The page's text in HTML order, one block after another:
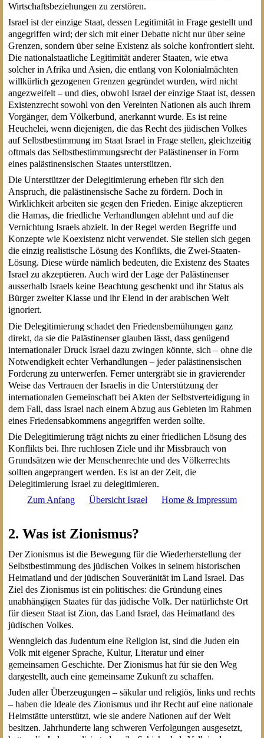
Wirtschaftsbeziehungen zu zerstören.
Israel ist der einzige Staat, dessen Legitimität in Frage gestellt und
angegriffen wird; der sich mit einer Debatte nicht nur über seine
Grenzen, sondern über seine Existenz als solche konfrontiert sieht.
Die nationalstaatliche Legitimität anderer Staaten, wie etwa
solcher in Afrika und Asien, die entlang von Kolonialmächten
willkürlich gezogenen Grenzen gegründet wurden, wird nicht
angezweifelt – und dies, obwohl Israel der einzige Staat ist, dessen
Existenzrecht sowohl von den Vereinten Nationen als auch ihrem
Vorgänger, dem Völkerbund, anerkannt wurde. Es ist reine
Heuchelei, wenn diejenigen, die das Recht des jüdischen Volkes
auf Selbstbestimmung im Staat Israel in Frage stellen, gleichzeitig
oftmals das Selbstbestimmungsrecht der Palästinenser in Form
eines palästinensischen Staates unterstützen.
Die Unterstützer der Delegitimierung erheben für sich den
Anspruch, die palästinensische Sache zu fördern. Doch in
Wirklichkeit arbeiten sie gegen den Frieden. Einige akzeptieren
die Hamas, die friedliche Verhandlungen ablehnt und auf die
Vernichtung Israels abzielt. In der Regel werden Begriffe und
Konzepte wie Koexistenz nicht verwendet. Sie stellen sich gegen
die einzig realistische Lösung des Konflikts, die Zwei-Staaten-
Lösung. Diese würde nämlich bedeuten, die Existenz des Staates
Israel zu akzeptieren. Auch wird der Lage der Palästinenser
ausserhalb Israels keine Beachtung geschenkt und ihr Status als
Bürger zweiter Klasse und ihr Elend in der arabischen Welt
ignoriert.
Die Delegitimierung schadet den Friedensbemühungen ganz
direkt, da sie die Palästinenser glauben lässt, dass genügend
internationaler Druck Israel dazu zwingen könnte, sich – ohne die
Notwendigkeit echter Verhandlungen – jeder palästinensischen
Forderung zu unterwerfen. Ferner untergräbt sie in gravierender
Weise das Vertrauen der Israelis in die Unterstützung der
internationalen Gemeinschaft bei Akten der Selbstverteidigung in
dem Fall, dass Israel nach einem Abzug aus Gebieten im Rahmen
eines Friedensabkommens angegriffen werden sollte.
Die Delegitimierung trägt nichts zu einer friedlichen Lösung des
Konflikts bei. Ihre ruchlosen Ziele und ihr Missbrauch von
Grundsätzen wie der Menschenrechte und des Völkerrechts
sollten angeprangert werden. Es ist an der Zeit, die
Delegitimierung Israel zu delegitimieren.
Zum Anfang
Übersicht Israel Home & Impressum
2. Was ist Zionismus?
Der Zionismus ist die Bewegung für die Wiederherstellung der
Selbstbestimmung des jüdischen Volkes in seinem historischen
Heimatland und der jüdischen Souveränität im Land Israel. Das
Ziel des Zionismus ist ein politisches: die Gründung eines
unabhängigen Staates für das jüdische Volk. Der natürlichste Ort
für diesen Staat ist Zion, das Land Israel, das Heimatland des
jüdischen Volkes.
Wenngleich das Judentum eine Religion ist, sind die Juden ein
Volk mit eigener Sprache, Kultur, Literatur und einer
gemeinsamen Geschichte. Der Zionismus hat für sie den Weg
dargestellt, auch eine gemeinsame Zukunft zu schaffen.
Juden aller Überzeugungen – säkular und religiös, links und rechts
– haben die Ideale des Zionismus und ihr Recht auf eine nationale
Heimstätte unterstützt, wie sie andere Nationen auf der Welt
besitzen. Jahrhunderte lang schweren Verfolgungen ausgesetzt,